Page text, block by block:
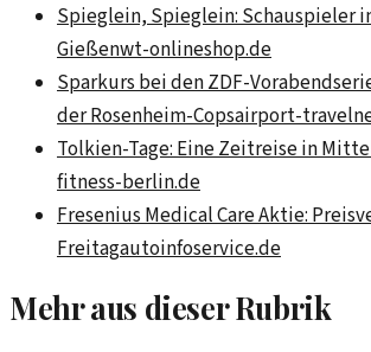
Spieglein, Spieglein: Schauspieler
Gießenwt-onlineshop.de
Sparkurs bei den ZDF-
der Rosenheim-Copsairport-
Tolkien-Tage: Eine Zeitreise in
fitness-berlin.de
Fresenius Medical Care Aktie:
Freitagautoinfoservice.de
Mehr aus dieser Rubrik